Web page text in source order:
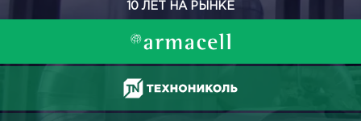
10 ЛЕТ НА РЫНКЕ